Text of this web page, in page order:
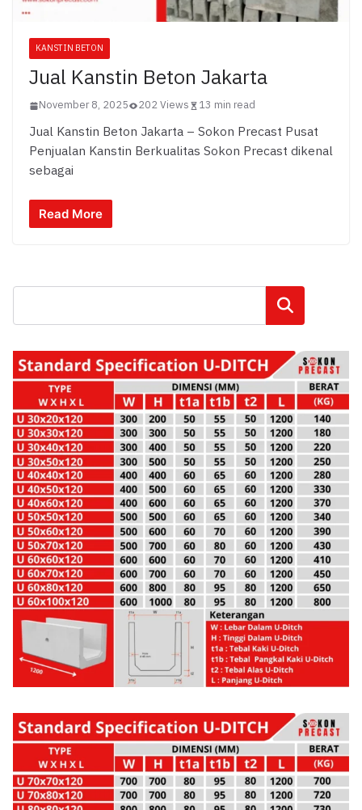
KANSTIN BETON
Jual Kanstin Beton Jakarta
November 8, 2025 202 Views 13 min read
Jual Kanstin Beton Jakarta – Sokon Precast Pusat
Penjualan Kanstin Berkualitas Sokon Precast dikenal
sebagai
Read More
Cari